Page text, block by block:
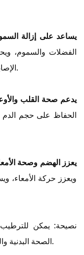
يساعد على إزالة
الفضلات والسموم،
الإصابة بحصى الكلى والتهابات المسالك البولية.
يدعم صحة القلب
الحفاظ على حجم الدم
يعزز الهضم وصحة
ويعزز حركة الأمعاء،
نصيحة: يمكن
الصحة البدنية والعقلية، مما يحسن جودة الحياة بشكل عام.